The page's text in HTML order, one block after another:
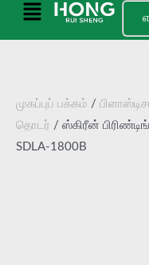
உள்ளடக்கத்திற்குச்
முதன்மை
முகப்புப் பக்கம் /
தொடர் / ஸ்கிரீன்
SDLA-1800B